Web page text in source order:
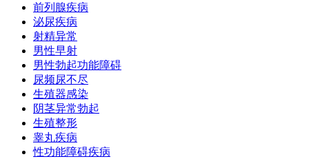
前列腺疾病
泌尿疾病
射精异常
男性早射
男性勃起功能障碍
尿频尿不尽
生殖器感染
阴茎异常勃起
生殖整形
睾丸疾病
性功能障碍疾病